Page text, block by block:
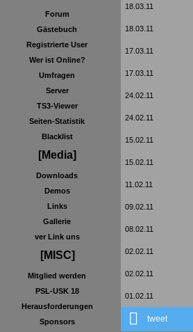
Forum
Gästebuch
Registrierte User
Wer ist Online?
Umfragen
Server
TS3-Viewer
Seiten-Statistik
Blacklist
[Media]
Downloads
Demos
Links
Gallerie
ver Link uns
[MISC]
Mitglied werden
PSL-USK 18
Herausforderungen
Sponsors
18.03.11
18.03.11
17.03.11
17.03.11
24.02.11
24.02.11
15.02.11
15.02.11
11.02.11
09.02.11
08.02.11
02.02.11
02.02.11
01.02.11
tweet